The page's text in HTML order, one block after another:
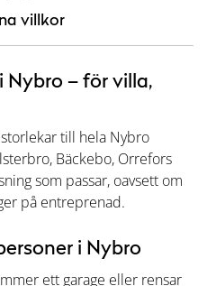
villkor
– för villa,
till hela Nybro
Bäckebo, Orrefors
som passar, oavsett om
på entreprenad.
i Nybro
ett garage eller rensar